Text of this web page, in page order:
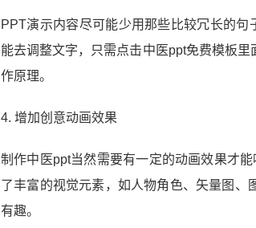
PPT演示内容尽可能少用那些比较冗长的
能去调整文字，只需点击中医ppt免费模板
作原理。
4. 增加创意动画效果
制作中医ppt当然需要有一定的动画效果才
了丰富的视觉元素，如人物角色、矢量图
有趣。